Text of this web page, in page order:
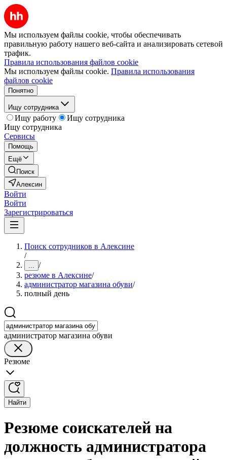
Мы используем файлы cookie, чтобы обеспечивать
правильную работу нашего веб-сайта и анализировать сетевой
трафик.
Правила использования файлов cookie
Мы используем файлы cookie. Правила использования
файлов cookie
Понятно
Ищу сотрудника
Ищу работу
Ищу сотрудника
Ищу сотрудника
Сервисы
Помощь
Ещё
Поиск
Алексин
Войти
Войти
Зарегистрироваться
Поиск сотрудников в Алексине
/
... /
резюме в Алексине/
администратор магазина обуви/
полный день
администратор магазина обуви
Резюме
Найти
Резюме соискателей на
должность администратора